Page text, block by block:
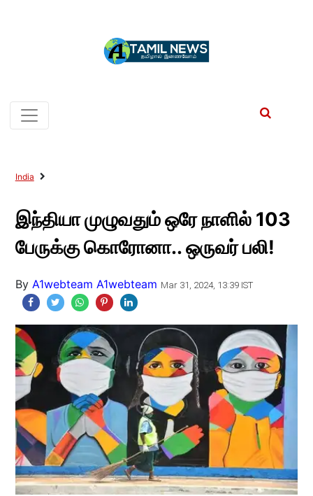
India
இந்தியா முழுவதும் ஒரே நாளில் 103
பேருக்கு கொரோனா.. ஒருவர் பலி!
By A1webteam A1webteam Mar 31, 2024, 13:39 IST